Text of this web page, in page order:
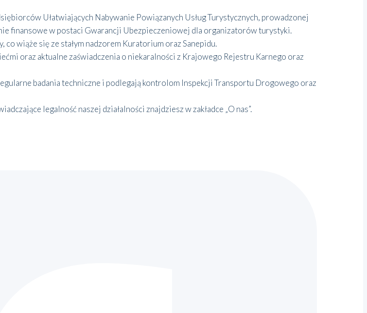
Ułatwiających Nabywanie Powiązanych Usług Turystycznych, prowadzonej
finansowe w postaci Gwarancji Ubezpieczeniowej dla organizatorów turystyki.
wiąże się ze stałym nadzorem Kuratorium oraz Sanepidu.
oraz aktualne zaświadczenia o niekaralności z Krajowego Rejestru Karnego oraz
badania techniczne i podlegają kontrolom Inspekcji Transportu Drogowego oraz
legalność naszej działalności znajdziesz w zakładce „O nas”.